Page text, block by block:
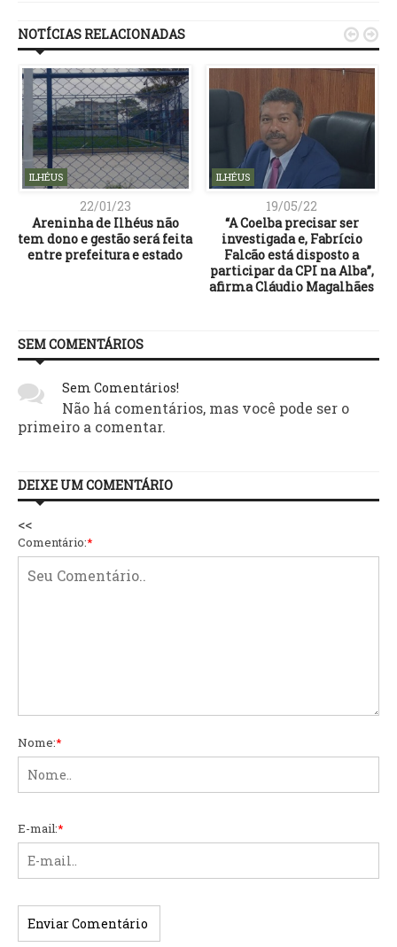
NOTÍCIAS RELACIONADAS
ILHÉUS
22/01/23
Areninha de Ilhéus não
tem dono e gestão será feita
entre prefeitura e estado
ILHÉUS
19/05/22
“A Coelba precisar ser
investigada e, Fabrício
Falcão está disposto a
participar da CPI na Alba”,
afirma Cláudio Magalhães
 
SEM COMENTÁRIOS
Sem Comentários!
Não há comentários, mas você pode ser o
primeiro a comentar.
DEIXE UM COMENTÁRIO
<<
Comentário:*
Nome:*
E-mail:*